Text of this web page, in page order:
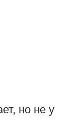
но не у